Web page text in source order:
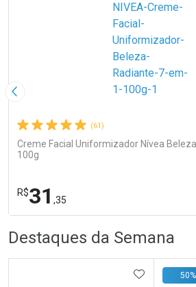
Imagem Anterior
(61)
Creme Facial Uniformizador Nívea
100g
R$31 ,35
Laboratório
Por Menos
Destaques da Semana